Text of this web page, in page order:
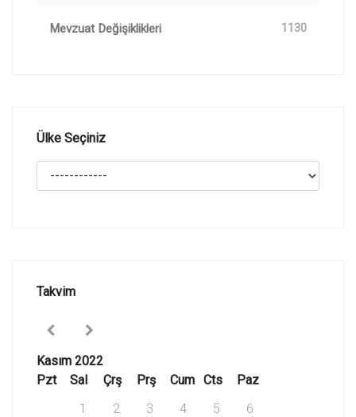
Mevzuat Değişiklikleri 1130
Ülke Seçiniz
Takvim
Kasım 2022
Pzt
Sal Çrş Prş Cum Cts
Paz
1
2 3 4 5 6